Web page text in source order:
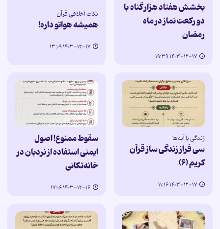
بخشش هفتاد هزار گناه با
دو رکعت نماز در ماه
رمضان
۱۴۰۳-۱۲-۱۷ ۱۹:۳۹
نکات اخلاقی قرآن
همیشه هواتو داره!
۱۴۰۳-۱۲-۱۷ ۱۳:۰۹
زندگی با آیه‌ها
سی فراز زندگی ساز قرآن
کریم (۶)
۱۴۰۳-۱۲-۱۷ ۱۱:۱۶
سقوط ممنوع! اصول
ایمنی استفاده از نردبان در
خانه‌تکانی
۱۴۰۳-۱۲-۱۶ ۱۷:۰۶